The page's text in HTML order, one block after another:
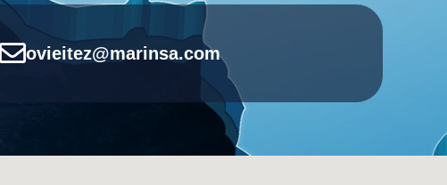
ovieitez@marinsa.com